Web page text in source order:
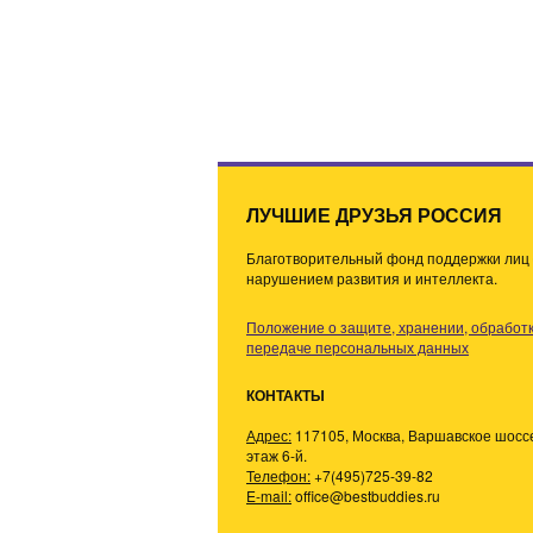
ЛУЧШИЕ ДРУЗЬЯ РОССИЯ
Благотворительный фонд поддержки лиц
нарушением развития и интеллекта.
Положение о защите, хранении,
передаче персональных данных
КОНТАКТЫ
Адрес: 117105, Москва, Варшавское
этаж 6-й.
Телефон:+7(495)725-39-82
E-mail:office@bestbuddies.ru